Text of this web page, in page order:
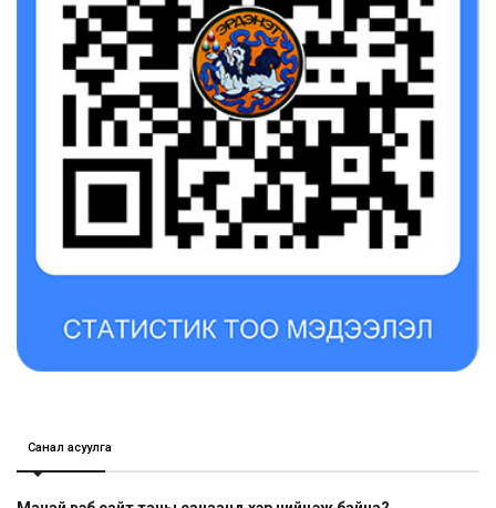
Санал асуулга